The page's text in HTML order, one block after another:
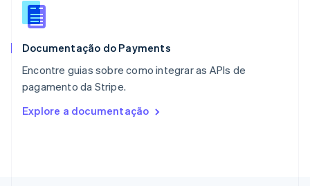
Documentação do Payments
Encontre guias sobre como integrar as APIs de
pagamento da Stripe.
Explore a documentação
Português
RAE de Hong Kong, China
Reino Unido
República Tcheca
English
English